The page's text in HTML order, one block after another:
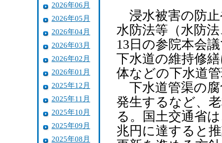
2026年06月
2026年05月
2026年04月
2026年03月
2026年02月
2026年01月
2025年12月
2025年11月
2025年10月
2025年09月
2025年08月
浸水被害の防止
水防法等（水防
13日の参院本会
下水道の維持修
体などの下水道
下水道管渠の腐
発生するなど、
る。国土交通省
兆円に達すると